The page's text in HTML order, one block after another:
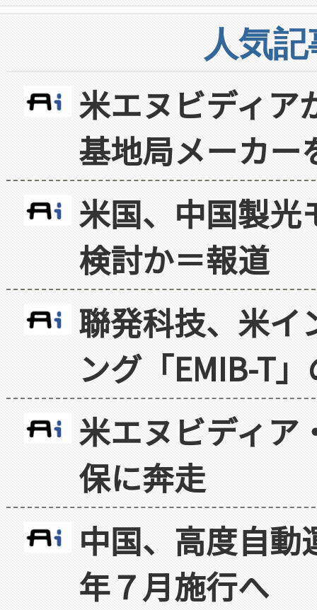
人気
米エヌビディア
基地局メーカー
米国、中国製光
検討か＝報道
聯発科技、米イ
ング「EMIB-T
米エヌビディア
保に奔走
中国、高度自
年７月施行へ